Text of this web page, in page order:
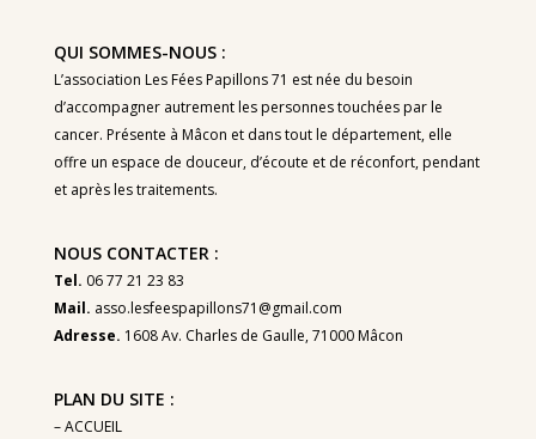
QUI SOMMES-NOUS :
L’association Les Fées Papillons 71 est née du besoin
d’accompagner autrement les personnes touchées par le
cancer. Présente à Mâcon et dans tout le département, elle
offre un espace de douceur, d’écoute et de réconfort, pendant
et après les traitements.
NOUS CONTACTER :
Tel. 06 77 21 23 83
Mail. asso.lesfeespapillons71@gmail.com
Adresse. 1608 Av. Charles de Gaulle, 71000 Mâcon
PLAN DU SITE :
– ACCUEIL